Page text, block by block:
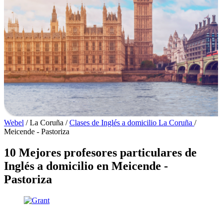
Webel / La Coruña / Clases de Inglés a domicilio La Coruña /
Meicende - Pastoriza
10 Mejores profesores particulares de
Inglés a domicilio en Meicende -
Pastoriza